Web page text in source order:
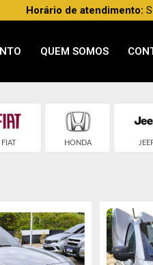
Horário de atendimento:
QUEM SOMOS
FIAT HONDA